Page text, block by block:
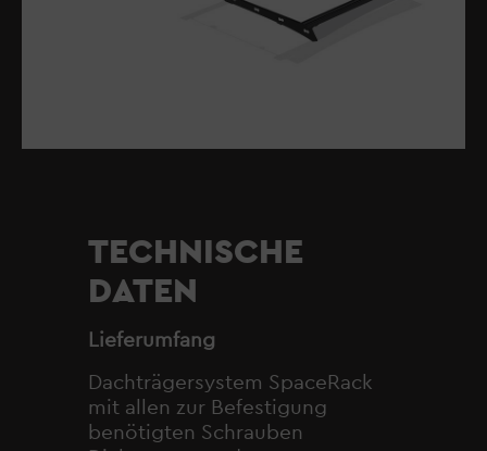
TECHNISCHE
DATEN
Lieferumfang
Dachträgersystem SpaceRack
mit allen zur Befestigung
benötigten Schrauben